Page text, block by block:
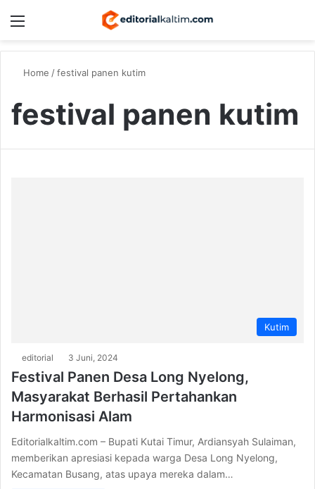
Home /festival panen kutim
festival panen kutim
Kutim
editorial 3 Juni, 2024
Festival Panen Desa Long Nyelong,
Masyarakat Berhasil Pertahankan
Harmonisasi Alam
Editorialkaltim.com – Bupati Kutai Timur, Ardiansyah Sulaiman,
memberikan apresiasi kepada warga Desa Long Nyelong,
Kecamatan Busang, atas upaya mereka dalam…